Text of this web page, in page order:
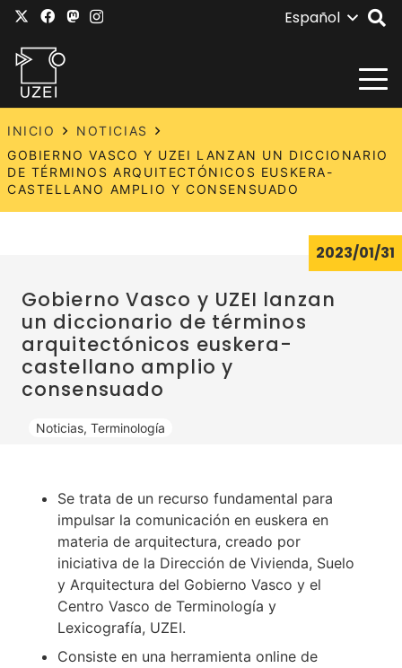
Español
INICIO
NOTICIAS
GOBIERNO VASCO Y UZEI LANZAN UN DICCIONARIO
DE TÉRMINOS ARQUITECTÓNICOS EUSKERA-
CASTELLANO AMPLIO Y CONSENSUADO
Gobierno Vasco y UZEI lanzan
un diccionario de términos
arquitectónicos euskera-
castellano amplio y
consensuado
Noticias, Terminología
2023/01/31
Se trata de un recurso fundamental para
impulsar la comunicación en euskera en
materia de arquitectura, creado por
iniciativa de la Dirección de Vivienda, Suelo
y Arquitectura del Gobierno Vasco y el
Centro Vasco de Terminología y
Lexicografía, UZEI.
Consiste en una herramienta online de